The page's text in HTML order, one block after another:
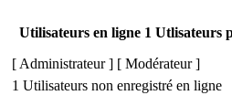
Utilisateurs en ligne 1 Utlisateurs
[ Administrateur] [ Modérateur]
1 Utilisateurs non enregistré en ligne